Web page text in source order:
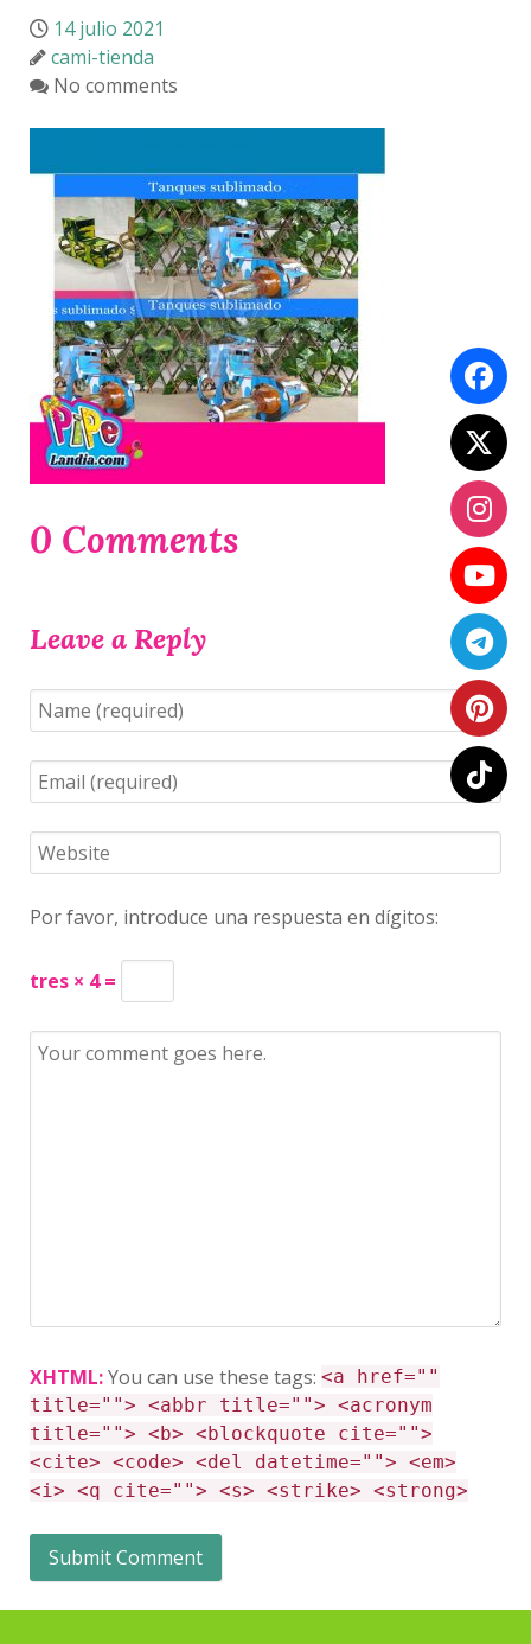
14 julio 2021
cami-tienda
No comments
0 Comments
Leave a Reply
Por favor, introduce una respuesta en dígitos:
tres × 4 =
XHTML:You can use these tags: <a href=""
title=""> <abbr title=""> <acronym
title=""> <b> <blockquote cite="">
<cite> <code> <del datetime=""> <em>
<i> <q cite=""> <s> <strike> <strong>